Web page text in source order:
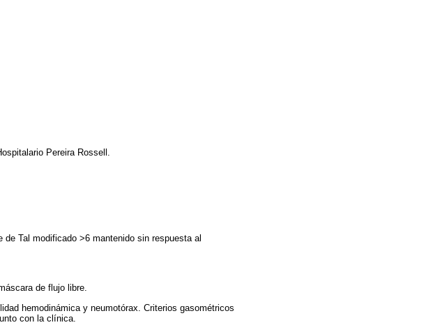
Pereira Rossell.
Tal modificado >6 mantenido sin respuesta al
de flujo libre.
hemodinámica y neumotórax. Criterios gasométricos
con la clínica.